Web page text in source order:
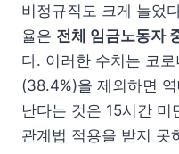
비정규직도 크게 늘었
율은 전체 임금노동자
다. 이러한 수치는 코
(38.4%)을 제외하면
난다는 것은 15시간
관계법 적용을 받지 못